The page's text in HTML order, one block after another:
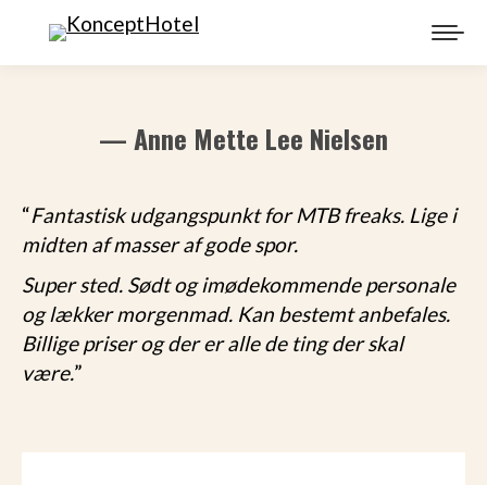
— Anne Mette Lee Nielsen
“Fantastisk udgangspunkt for MTB freaks. Lige i
midten af masser af gode spor.
Super sted. Sødt og imødekommende personale
og lækker morgenmad. Kan bestemt anbefales.
Billige priser og der er alle de ting der skal
være.”